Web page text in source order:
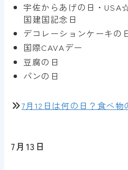
宇佐からあげの日・
国建国記念日
デコレーションケーキの
国際CAVAデー
豆腐の日
パンの日
7月12日は何の日？食べ物
7月13日